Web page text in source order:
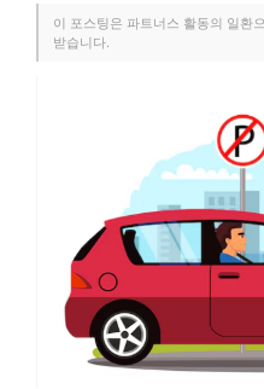
이 포스팅은 파트너스 활동의 일환
받습니다.